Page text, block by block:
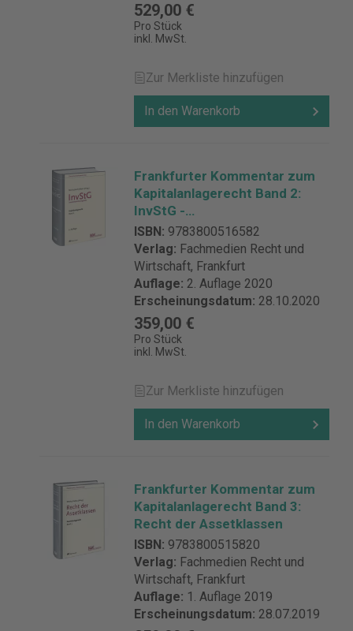
529,00 €
Pro Stück
inkl. MwSt.
Zur Merkliste hinzufügen
In den Warenkorb
Frankfurter Kommentar zum
Kapitalanlagerecht Band 2:
InvStG -
Investmentsteuergesetz
ISBN: 9783800516582
Verlag: Fachmedien Recht und
Wirtschaft, Frankfurt
Auflage: 2. Auflage 2020
Erscheinungsdatum: 28.10.2020
359,00 €
Pro Stück
inkl. MwSt.
Zur Merkliste hinzufügen
In den Warenkorb
Frankfurter Kommentar zum
Kapitalanlagerecht Band 3:
Recht der Assetklassen
ISBN: 9783800515820
Verlag: Fachmedien Recht und
Wirtschaft, Frankfurt
Auflage: 1. Auflage 2019
Erscheinungsdatum: 28.07.2019